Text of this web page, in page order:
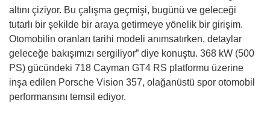
altını çiziyor. Bu çalışma geçmişi, bugünü ve geleceği
tutarlı bir şekilde bir araya getirmeye yönelik bir girişim.
Otomobilin oranları tarihi modeli anımsatırken, detaylar
geleceğe bakışımızı sergiliyor” diye konuştu. 368 kW (500
PS) gücündeki 718 Cayman GT4 RS platformu üzerine
inşa edilen Porsche Vision 357, olağanüstü spor otomobil
performansını temsil ediyor.